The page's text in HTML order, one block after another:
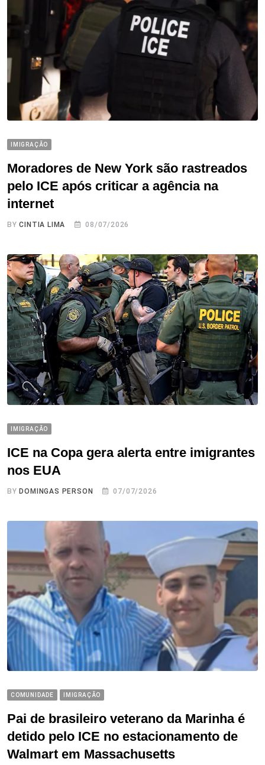
IMIGRAÇÃO
Moradores de New York são rastreados
pelo ICE após criticar a agência na
internet
BYCINTIA LIMA 08/07/2026
IMIGRAÇÃO
ICE na Copa gera alerta entre imigrantes
nos EUA
BYDOMINGAS PERSON 07/07/2026
COMUNIDADE IMIGRAÇÃO
Pai de brasileiro veterano da Marinha é
detido pelo ICE no estacionamento de
Walmart em Massachusetts